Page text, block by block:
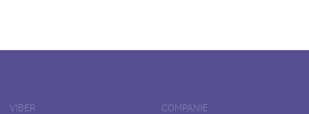
VIBER COMPANIE